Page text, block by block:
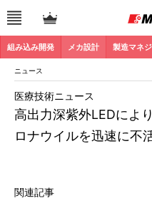
組み込み開発 メカ設計 製造マネ
ニュース
高出力深紫外LEDによ
ロナウイルを迅速に不
医療技術ニュース
関連記事